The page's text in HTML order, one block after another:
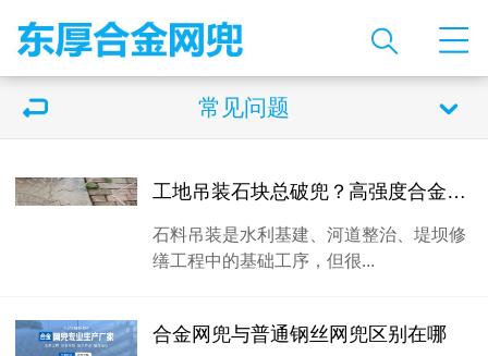
常见问题
工地吊装石块总破兜？高强度合金钢丝网兜，承重强不易撕裂
石料吊装是水利基建、河道整治、堤坝修
缮工程中的基础工序，但很...
合金网兜与普通钢丝网兜区别在哪